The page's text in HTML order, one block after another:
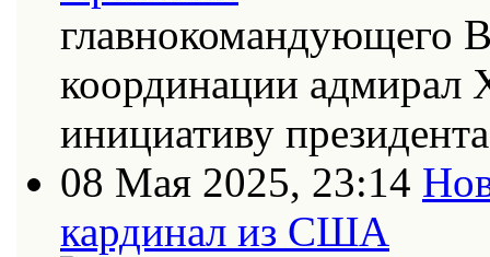
главнокомандующего
координации адмирал
инициативу
08 Мая 2025, 23:14
кардинал из США